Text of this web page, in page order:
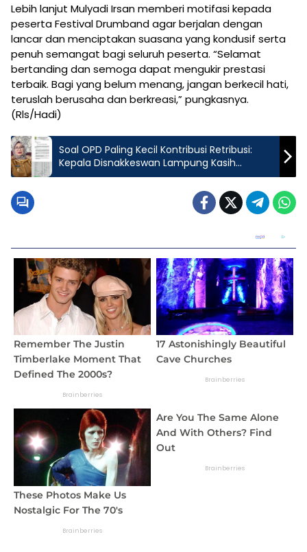
Lebih lanjut Mulyadi Irsan memberi motifasi kepada
peserta Festival Drumband agar berjalan dengan
lancar dan menciptakan suasana yang kondusif serta
penuh semangat bagi seluruh peserta. “Selamat
bertanding dan semoga dapat mengukir prestasi
terbaik. Bagi yang belum menang, jangan berkecil hati,
teruslah berusaha dan berkreasi,” pungkasnya.
(Rls/Hadi)
Soal OPD Paling Kecil Kontribusi Retribusi:
Kepala Disnakkeswan Lampung Kasih
Penjelasan